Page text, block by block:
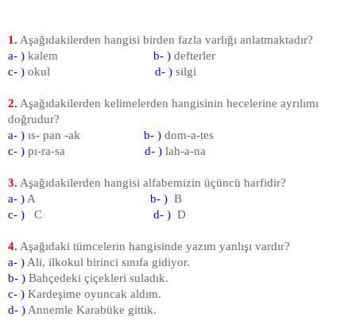
1. Aşağıdakilerden hangisi birden fazla varlığı anlatmaktadır?
a- ) kalem b- ) defterler
c- ) okul d- ) silgi
2. Aşağıdakilerden kelimelerden hangisinin hecelerine ayrılımı
doğrudur?
a- ) ıs- pan -ak b- ) dom-a-tes
c- ) pı-ra-sa d- ) lah-a-na
3. Aşağıdakilerden hangisi alfabemizin üçüncü harfidir?
a- ) A b- ) B
c- )
C d- ) D
4. Aşağıdaki tümcelerin hangisinde yazım yanlışı vardır?
a- ) Ali, ilkokul birinci sınıfa gidiyor.
b- ) Bahçedeki çiçekleri suladık.
c- ) Kardeşime oyuncak aldım.
d- ) Annemle Karabüke gittik.